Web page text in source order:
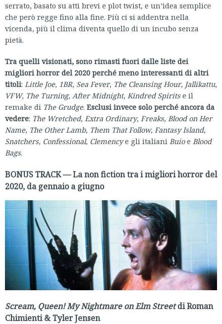
serrato, basato su atti brevi e plot twist, e un’idea semplice
che però regge fino alla fine. Più ci si addentra nella
vicenda, più il clima diventa quello di un incubo senza
pietà.
Tra quelli visionati, sono rimasti fuori dalle liste dei
migliori horror del 2020 perché meno interessanti di altri
titoli: Little Joe, 1BR, Sea Fever, The Cleansing Hour, Jallikattu,
VFW, The Turning, After Midnight, Kindred Spiritse il
remake di The Grudge. Esclusi invece solo perché ancora da
vedere: The Wretched, Extra Ordinary, Freaks, Blood on Her
Name, The Other Lamb, Them That Follow, Fantasy Island,
Snatchers, Confessional, Clemencye gli italiani Buioe Blood
Bags.
BONUS TRACK — La non fiction tra i migliori horror del
2020, da gennaio a giugno
Scream, Queen! My Nightmare on Elm Streetdi Roman
Chimienti & Tyler Jensen